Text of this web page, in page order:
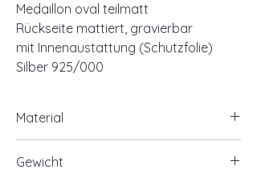
Medaillon oval teilmatt
Rückseite mattiert, gravierbar
mit Innenaustattung (Schutzfolie)
Silber 925/000
Material
Gewicht